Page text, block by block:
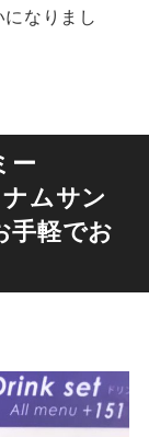
なりまし
ー
ムサン
手軽でお